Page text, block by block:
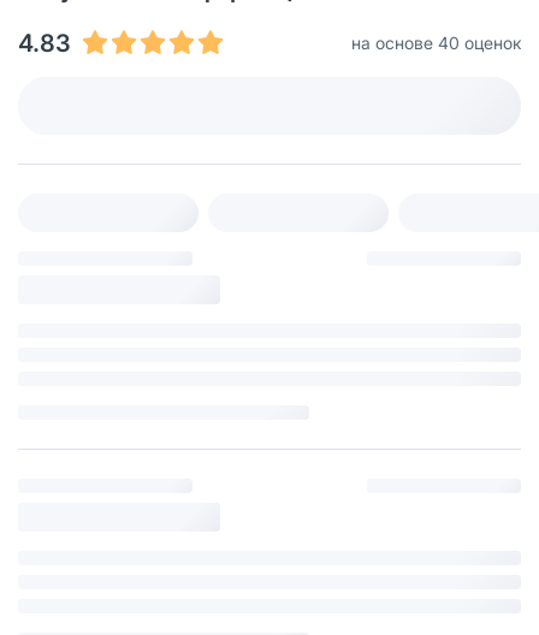
4.83
на основе 40 оценок